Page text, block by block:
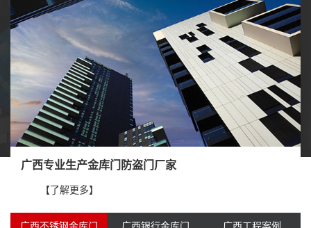
广西专业生产金库门防盗门厂家
【了解更多】
广西不锈钢金库门 广西银行金库门
广西工程案例